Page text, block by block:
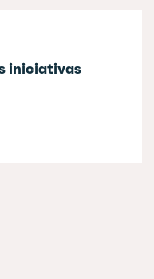
iniciativas